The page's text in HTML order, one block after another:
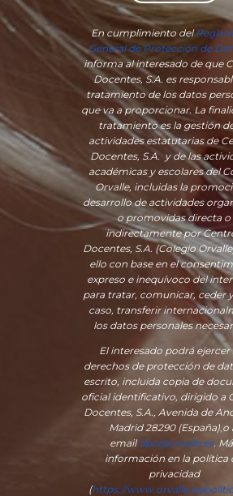
En cumplimiento del
General de Protección de
informa al interesado de que
Docentes, S.A. es
tratamiento de los datos
que va a proporcionar. La
tratamiento es la gestión
actividades estatutarias de
Docentes, S.A. y de las
académicas y escolares del
Orvalle, incluidas la
desarrollo de actividades
o promovidas directa o
indirectamente por
Docentes, S.A. (Colegio
ello con base en el
expreso e inequívoco del
para tratar, comunicar, ceder
caso, transferir
los datos personales
El interesado podrá ejercer
derechos de protección de
escrito, incluida copia de
oficial identificativo, dirigido a
Docentes, S.A., Avenida de
Madrid 28290 (España), o
emaildpo@orvalle.es.
información en la política
privacidad
(https://www.orvalle.es/